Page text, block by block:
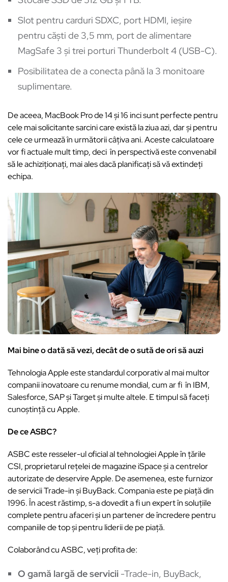
Slot pentru carduri SDXC, port HDMI, ieșire
pentru căști de 3,5 mm, port de alimentare
MagSafe 3 și trei porturi Thunderbolt 4 (USB-C).
Posibilitatea de a conecta până la 3 monitoare
suplimentare.
De aceea, MacBook Pro de 14 și 16 inci sunt perfecte pentru
cele mai solicitante sarcini care există la ziua azi, dar și pentru
cele ce urmează în următorii câțiva ani. Aceste calculatoare
vor fi actuale mult timp, deci în perspectivă este convenabil
să le achiziţionaţi, mai ales dacă planificați să vă extindeți
echipa.
Mai bine o dată să vezi, decât de o sută de ori să auzi
Tehnologia Apple este standardul corporativ al mai multor
companii inovatoare cu renume mondial, cum ar fi în IBM,
Salesforce, SAP și Target și multe altele. E timpul să faceți
cunoștință cu Apple.
De ce ASBC?
ASBC este resseler-ul oficial al tehnologiei Apple în țările
CSI, proprietarul rețelei de magazine iSpace și a centrelor
autorizate de deservire Apple. De asemenea, este furnizor
de servicii Trade-in și BuyBack. Compania este pe piață din
1996. În acest răstimp, s-a dovedit a fi un expert în soluțiile
complete pentru afaceri și un partener de încredere pentru
companiile de top și pentru liderii de pe piață.
Colaborând cu ASBC, veți profita de:
O gamă largă de servicii -Trade-in, BuyBack,